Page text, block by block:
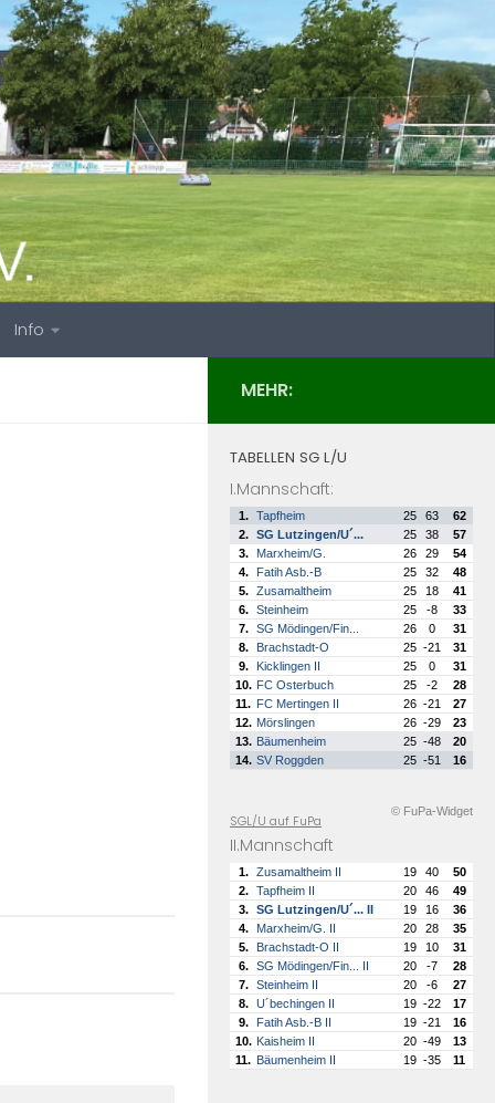
Info
MEHR:
TABELLEN SG L/U
I.Mannschaft:
1. Tapfheim 25 63
62
2.
SG Lutzingen/U´... 25 38
57
3.
Marxheim/G. 26 29
54
4.
Fatih Asb.-B 25 32
48
5.
Zusamaltheim 25 18
41
6.
Steinheim 25 -8
33
7.
SG Mödingen/Fin... 26 0
31
8.
Brachstadt-O 25 -21
31
9.
Kicklingen II 25 0
31
10. FC Osterbuch 25 -2
28
11. FC Mertingen II 26 -21
27
12. Mörslingen 26 -29
23
13. Bäumenheim 25 -48
20
14. SV Roggden 25 -51 16
© FuPa-Widget
SGL/U auf FuPa
II.Mannschaft
1. Zusamaltheim II 19 40
50
2.
Tapfheim II 20 46
49
3.
SG Lutzingen/U´... II 19 16
36
4.
Marxheim/G. II 20 28
35
5.
Brachstadt-O II 19 10
31
6.
SG Mödingen/Fin... II 20 -7
28
7.
Steinheim II 20 -6
27
8.
U´bechingen II 19 -22
17
9.
Fatih Asb.-B II 19 -21
16
10. Kaisheim II 20 -49
13
11. Bäumenheim II 19 -35 11